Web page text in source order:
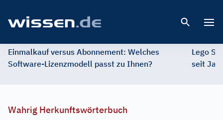
Einmalkauf versus Abonnement: Welches
Software-Lizenzmodell passt zu Ihnen?
Lego
seit
Wahrig Herkunftswörterbuch